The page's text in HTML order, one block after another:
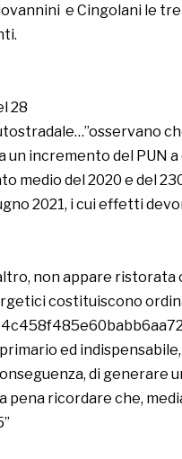
e Cingolani le
28
incremento del PUN a
medio del 2020 e del
2021, i cui effetti
non appare
costituiscono
ed
di generare
pena ricordare che,